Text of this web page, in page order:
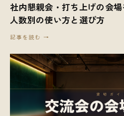
社内懇親会・打ち上げの会場
人数別の使い方と選び方
記事を読む →